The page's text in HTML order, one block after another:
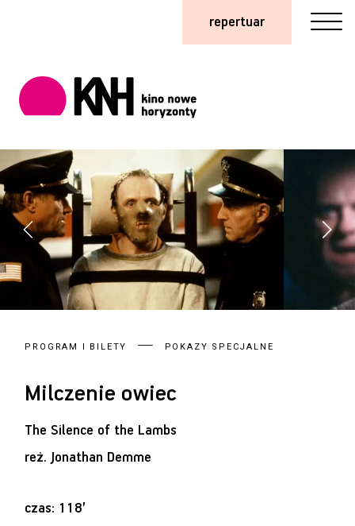
repertuar
PROGRAM I BILETY POKAZY SPECJALNE
Milczenie owiec
The Silence of the Lambs
reż.Jonathan Demme
czas: 118’